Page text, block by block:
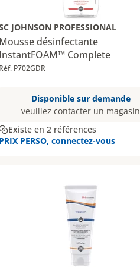
JOHNSON PROFESSIONAL
Mousse désinfectante
InstantFOAM™ Complete
Réf. P702GDR
Disponible sur demande
veuillez contacter un magasin
Existe en 2 références
PRIX PERSO, connectez-vous